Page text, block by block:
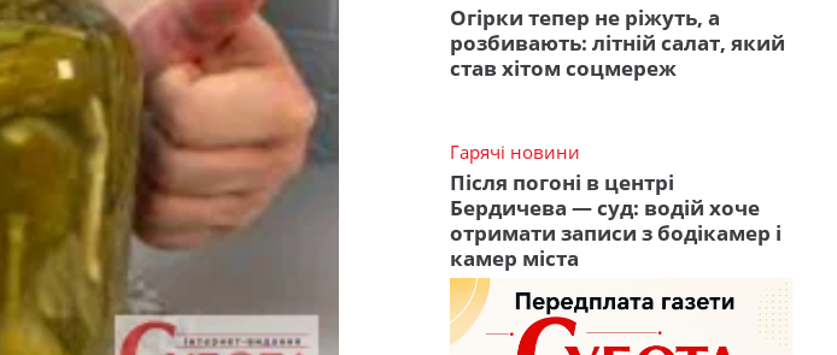
Огірки тепер не ріжуть, а
розбивають: літній салат, який
став хітом соцмереж
Гарячі новини
Після погоні в центрі
Бердичева — суд: водій хоче
отримати записи з бодікамер і
камер міста